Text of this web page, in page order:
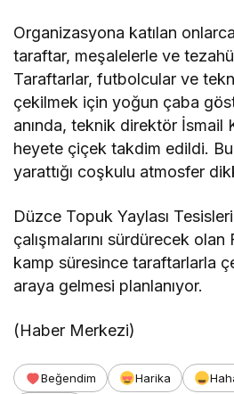
Organizasyona katılan
taraftar, meşalelerle ve
Taraftarlar, futbolcular ve
çekilmek için yoğun çaba
anında, teknik direktör İsmail
heyete çiçek takdim edildi.
yarattığı coşkulu atmosfer
Düzce Topuk Yaylası
çalışmalarını sürdürecek olan
kamp süresince taraftarlarla
araya gelmesi planlanıyor.
(Haber Merkezi)
Beğendim Harika